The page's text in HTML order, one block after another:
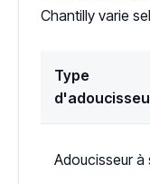
Chantilly varie
Type
Adoucisseur à